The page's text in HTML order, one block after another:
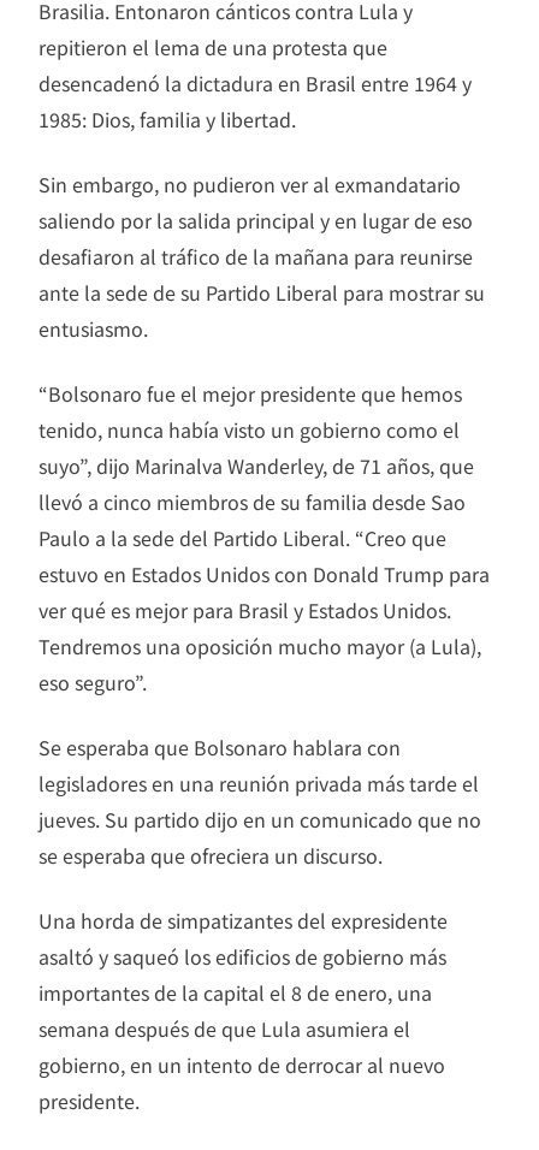
Brasilia. Entonaron cánticos contra Lula y
repitieron el lema de una protesta que
desencadenó la dictadura en Brasil entre 1964 y
1985: Dios, familia y libertad.
Sin embargo, no pudieron ver al exmandatario
saliendo por la salida principal y en lugar de eso
desafiaron al tráfico de la mañana para reunirse
ante la sede de su Partido Liberal para mostrar su
entusiasmo.
“Bolsonaro fue el mejor presidente que hemos
tenido, nunca había visto un gobierno como el
suyo”, dijo Marinalva Wanderley, de 71 años, que
llevó a cinco miembros de su familia desde Sao
Paulo a la sede del Partido Liberal. “Creo que
estuvo en Estados Unidos con Donald Trump para
ver qué es mejor para Brasil y Estados Unidos.
Tendremos una oposición mucho mayor (a Lula),
eso seguro”.
Se esperaba que Bolsonaro hablara con
legisladores en una reunión privada más tarde el
jueves. Su partido dijo en un comunicado que no
se esperaba que ofreciera un discurso.
Una horda de simpatizantes del expresidente
asaltó y saqueó los edificios de gobierno más
importantes de la capital el 8 de enero, una
semana después de que Lula asumiera el
gobierno, en un intento de derrocar al nuevo
presidente.